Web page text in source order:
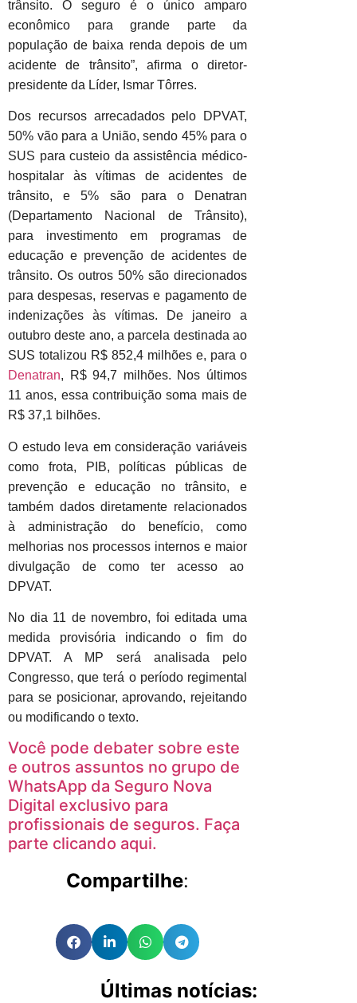
trânsito. O seguro é o único amparo
econômico para grande parte da
população de baixa renda depois de um
acidente de trânsito”, afirma o diretor-
presidente da Líder, Ismar Tôrres.
Dos recursos arrecadados pelo DPVAT,
50% vão para a União, sendo 45% para o
SUS para custeio da assistência médico-
hospitalar às vítimas de acidentes de
trânsito, e 5% são para o Denatran
(Departamento Nacional de Trânsito),
para investimento em programas de
educação e prevenção de acidentes de
trânsito. Os outros 50% são direcionados
para despesas, reservas e pagamento de
indenizações às vítimas. De janeiro a
outubro deste ano, a parcela destinada ao
SUS totalizou R$ 852,4 milhões e, para o
Denatran, R$ 94,7 milhões. Nos últimos
11 anos, essa contribuição soma mais de
R$ 37,1 bilhões.
O estudo leva em consideração variáveis
como frota, PIB, políticas públicas de
prevenção e educação no trânsito, e
também dados diretamente relacionados
à administração do benefício, como
melhorias nos processos internos e maior
divulgação de como ter acesso ao
DPVAT.
No dia 11 de novembro, foi editada uma
medida provisória indicando o fim do
DPVAT. A MP será analisada pelo
Congresso, que terá o período regimental
para se posicionar, aprovando, rejeitando
ou modificando o texto.
Você pode debater sobre este
e outros assuntos no grupo de
WhatsApp da Seguro Nova
Digital exclusivo para
profissionais de seguros. Faça
parte clicando aqui.
Compartilhe:
Últimas notícias: